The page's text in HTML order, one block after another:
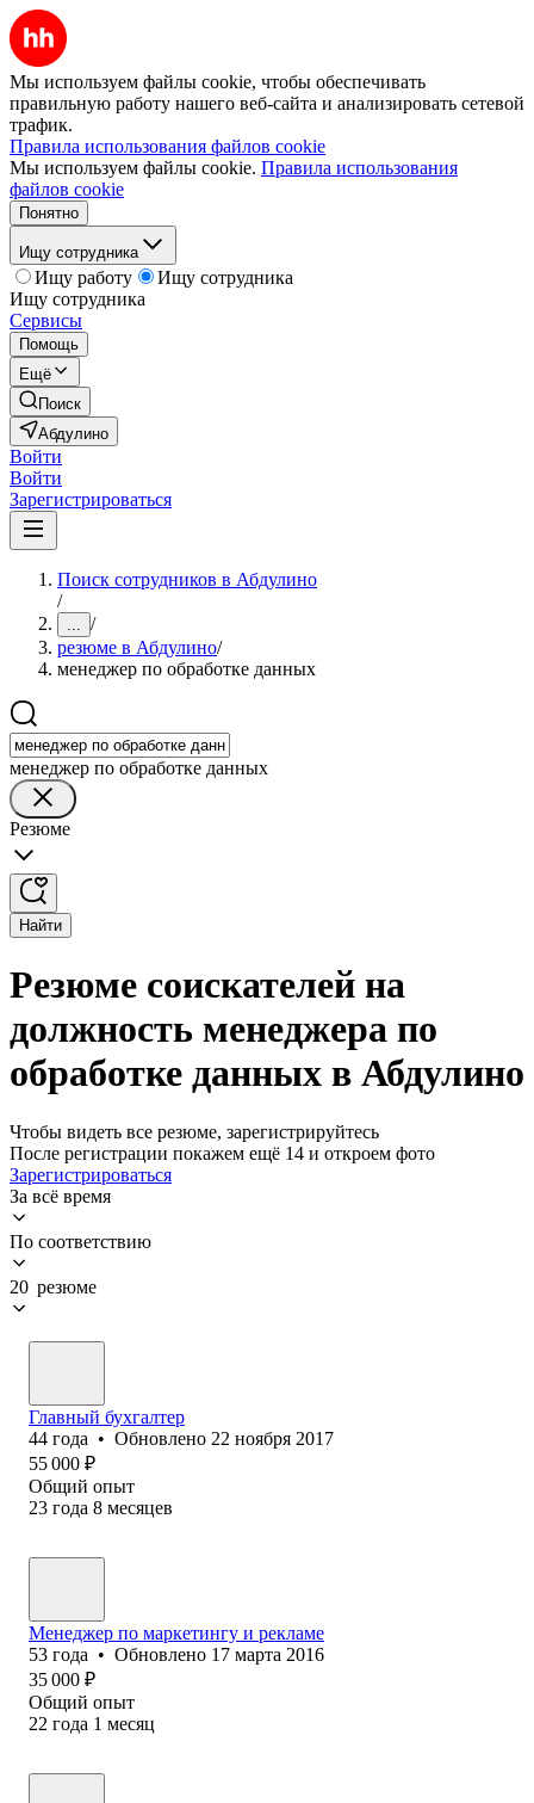
Мы используем файлы cookie, чтобы обеспечивать
правильную работу нашего веб-сайта и анализировать сетевой
трафик.
Правила использования файлов cookie
Мы используем файлы cookie. Правила использования
файлов cookie
Понятно
Ищу сотрудника
Ищу работу
Ищу сотрудника
Ищу сотрудника
Сервисы
Помощь
Ещё
Поиск
Абдулино
Войти
Войти
Зарегистрироваться
Поиск сотрудников в Абдулино
/
... /
резюме в Абдулино/
менеджер по обработке данных
менеджер по обработке данных
Резюме
Найти
Резюме соискателей на
должность менеджера по
обработке данных в Абдулино
Чтобы видеть все резюме, зарегистрируйтесь
После регистрации покажем ещё 14 и откроем фото
Зарегистрироваться
За всё время
По соответствию
20 резюме
Главный бухгалтер
44 года • Обновлено 22 ноября 2017
55 000 ₽
Общий опыт
23 года 8 месяцев
Менеджер по маркетингу и рекламе
53 года • Обновлено 17 марта 2016
35 000 ₽
Общий опыт
22 года 1 месяц